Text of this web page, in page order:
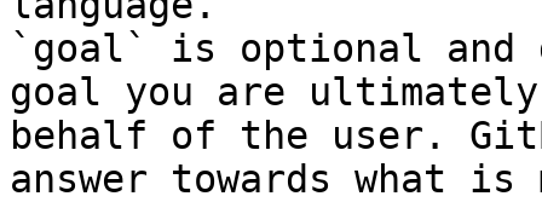
`goal` is optional and
goal you are
behalf of the user.
answer towards what